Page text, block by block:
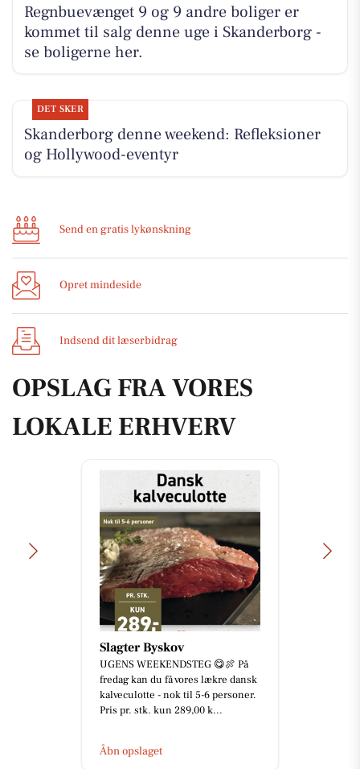
Regnbuevænget 9 og 9 andre boliger er
kommet til salg denne uge i Skanderborg -
se boligerne her.
DET SKER
Skanderborg denne weekend: Refleksioner
og Hollywood-eventyr
Send en gratis lykønskning
Opret mindeside
Indsend dit læserbidrag
OPSLAG FRA VORES
LOKALE ERHVERV
Slagter Byskov
UGENS WEEKENDSTEG 😋🍖 På
fredag kan du få vores lækre dansk
kalveculotte - nok til 5-6 personer.
Pris pr. stk. kun 289,00 k...
Åbn opslaget